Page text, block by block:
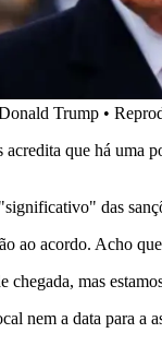
Trump •
que há uma
das
ao acordo. Acho
chegada, mas
nem a data para a